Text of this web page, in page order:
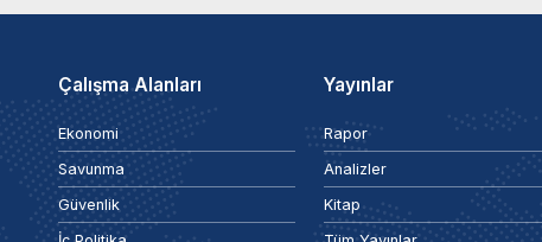
Çalışma Alanları
Ekonomi
Savunma
Güvenlik
Yayınlar
Rapor
Analizler
Kitap